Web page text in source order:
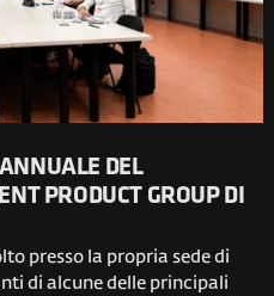
DEL
PRODUCT GROUP DI
presso la propria sede di
di alcune delle principali